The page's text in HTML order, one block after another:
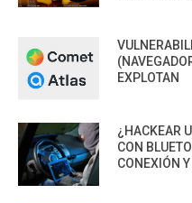
EXPLOTAN
¿HACKEAR
CON
CONEXIÓN